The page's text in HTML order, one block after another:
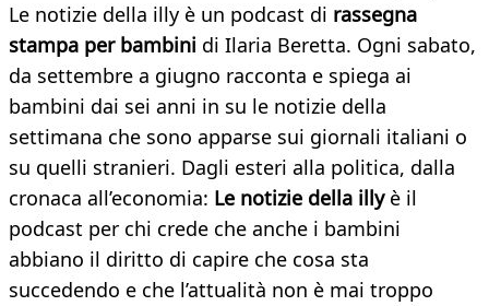
Le notizie della illy è un podcast di rassegna
stampa per bambini di Ilaria Beretta. Ogni sabato,
da settembre a giugno racconta e spiega ai
bambini dai sei anni in su le notizie della
settimana che sono apparse sui giornali italiani o
su quelli stranieri. Dagli esteri alla politica, dalla
cronaca all’economia: Le notizie della illy è il
podcast per chi crede che anche i bambini
abbiano il diritto di capire che cosa sta
succedendo e che l’attualità non è mai troppo